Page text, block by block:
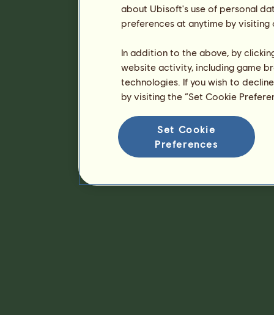
about Ubisoft's use of personal
preferences at anytime by
In addition to the above, by
website activity, including game
technologies. If you wish to
by visiting the “Set Cookie
Set Cookie
Preferences